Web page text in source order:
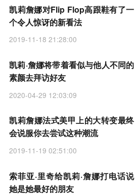
凯莉詹娜对Flip Flop高跟鞋有了一
个令人惊讶的新看法
2019-11-18 21:28:00
凯莉·詹娜将带着看似与他人不同的
素颜去拜访好友
2020-04-29 12:03:09
凯莉詹娜法式美甲上的大转变最终
会说服你去尝试这种潮流
2019-11-19 02:51:00
索菲亚·里奇给凯莉·詹娜打电话说
她是她最好的朋友